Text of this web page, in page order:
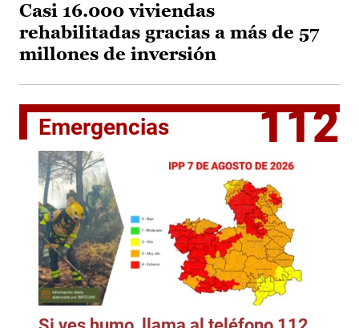
Casi 16.000 viviendas
rehabilitadas gracias a más de 57
millones de inversión
Emergencias 112